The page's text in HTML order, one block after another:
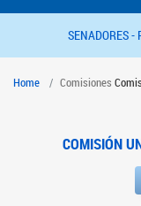
SENADORES -
Home Comisiones
COMISIÓN